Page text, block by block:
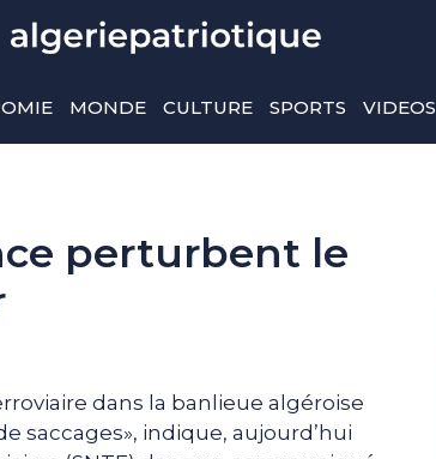
MONDE CULTURE SPORTS VIDEOS
perturbent le
dans la banlieue algéroise
saccages», indique, aujourd’hui